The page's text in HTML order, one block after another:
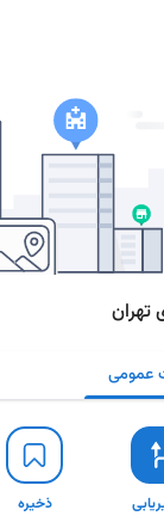
تهران
عمومی
ذخیره